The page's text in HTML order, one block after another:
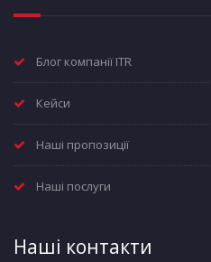
Блог компанії ITR
Кейси
Наші пропозиції
Наші послуги
Наші контакти